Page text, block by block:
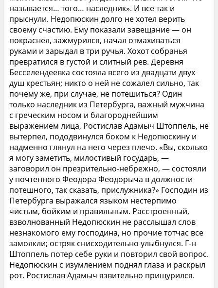
называется… того… наследник». И все так и
прыснули. Недопюскин долго не хотел верить
своему счастию. Ему показали завещание — он
покраснел, зажмурился, начал отмахиваться
руками и зарыдал в три ручья. Хохот собранья
превратился в густой и слитный рев. Деревня
Бесселендеевка состояла всего из двадцати двух
душ крестьян; никто о ней не сожалел сильно, так
почему же, при случае, не потешиться? Один
только наследник из Петербурга, важный мужчина
с греческим носом и благороднейшим
выражением лица, Ростислав Адамыч Штоппель, не
вытерпел, пододвинулся боком к Недопюскину и
надменно глянул на него через плечо. «Вы, сколько
я могу заметить, милостивый государь, —
заговорил он презрительно-небрежно, — состояли
у почтенного Феодора Феодорыча в должности
потешного, так сказать, прислужника?» Господин из
Петербурга выражался языком нестерпимо
чистым, бойким и правильным. Расстроенный,
взволнованный Недопюскин не расслышал слов
незнакомого ему господина, но прочие тотчас все
замолкли; остряк снисходительно улыбнулся. Г-н
Штоппель потер себе руки и повторил свой вопрос.
Недопюскин с изумлением поднял глаза и раскрыл
рот. Ростислав Адамыч язвительно прищурился.